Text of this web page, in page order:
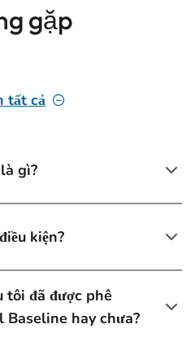
gặp
tất cả
gì?
kiện?
tôi đã được phê
hay chưa?